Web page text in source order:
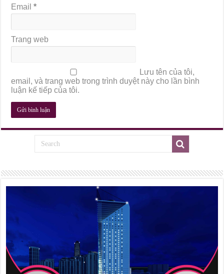
Email*
Trang web
Lưu tên của tôi,
email, và trang web trong trình duyệt này cho lần bình
luận kế tiếp của tôi.